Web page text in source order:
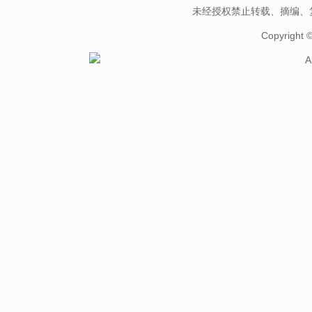
未经授权禁止转载、摘编
Copyright